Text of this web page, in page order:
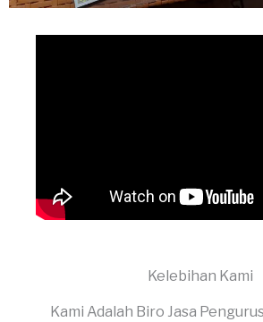
Kelebihan Kami
Kami Adalah Biro Jasa